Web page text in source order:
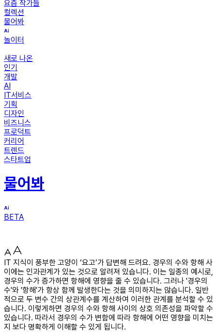
요즘 작가들
컬렉션
물어봐
놀이터
새로 나온
인기
개발
AI
IT서비스
기획
디자인
비즈니스
프로덕트
커리어
트렌드
스타트업
물어봐
BETA
IT 지식이 풍부한 고양이 ‘요고’가 답변해 드려요. 경우의 수와 항해 사
이에는 인과관계가 있는 것으로 알려져 있습니다. 이는 일종의 예시로,
경우의 수가 증가하면 항해에 영향을 줄 수 있습니다. 그러나 '경우의
수'와 '항해'가 항상 함께 발생한다는 것을 의미하지는 않습니다. 일반
적으로 두 변수 간의 상관계수를 계산하여 이러한 관계를 분석할 수 있
습니다. 이렇게하면 경우의 수와 항해 사이의 상호 의존성을 파악할 수
있습니다. 따라서 경우의 수가 변함에 따라 항해에 어떤 영향을 미치는
지 보다 명확하게 이해할 수 있게 됩니다.